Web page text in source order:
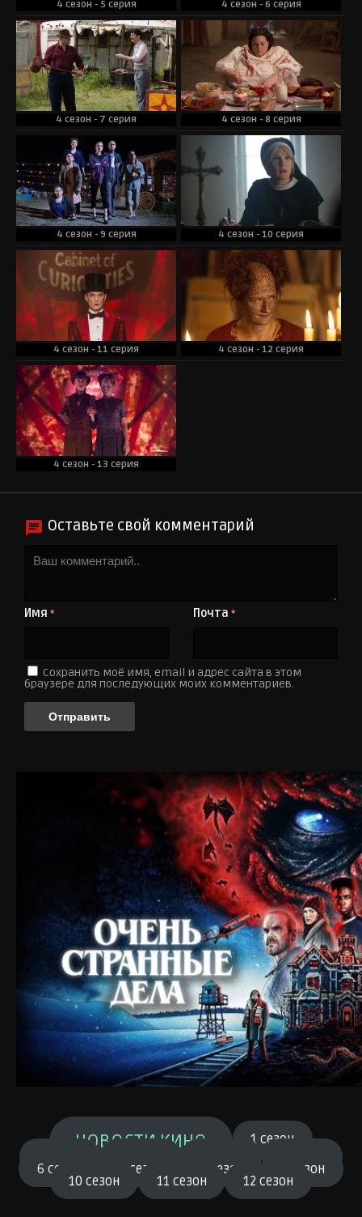
4 сезон - 5 серия 4 сезон - 6 серия
4 сезон - 7 серия 4 сезон - 8 серия
4 сезон - 9 серия 4 сезон - 10 серия
4 сезон - 11 серия 4 сезон - 12 серия
4 сезон - 13 серия
Оставьте свой комментарий
Имя * Почта *
Сохранить моё имя, email и адрес сайта в этом
браузере для последующих моих комментариев.
НОВОСТИ КИНО
1 сезон
6 сезон 7 сезон 8 сезон 9 сезон
10 сезон 11 сезон 12 сезон